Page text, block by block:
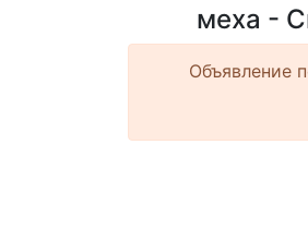
меха -
Объявление